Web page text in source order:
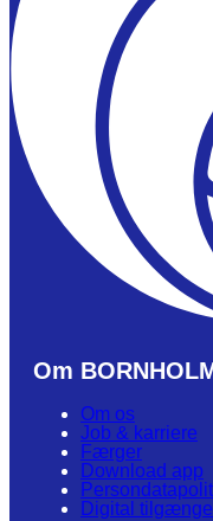
Om
Om os
Job & karriere
Færger
Download app
Digital